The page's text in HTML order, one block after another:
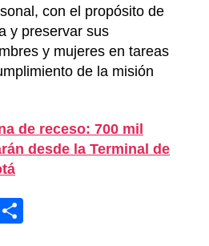
con el propósito de
y preservar sus
y mujeres en tareas
de la misión
de receso: 700 mil
desde la Terminal de